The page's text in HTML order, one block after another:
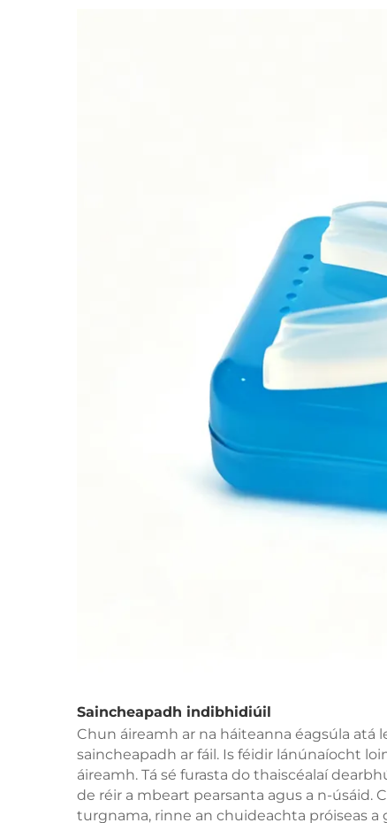
Saincheapadh indibhidiúil
Chun áireamh ar na háiteanna éagsúla atá
saincheapadh ar fáil. Is féidir lánúnaíocht
áireamh. Tá sé furasta do thaiscéalaí
de réir a mbeart pearsanta agus a n-úsáid.
turgnama, rinne an chuideachta próiseas